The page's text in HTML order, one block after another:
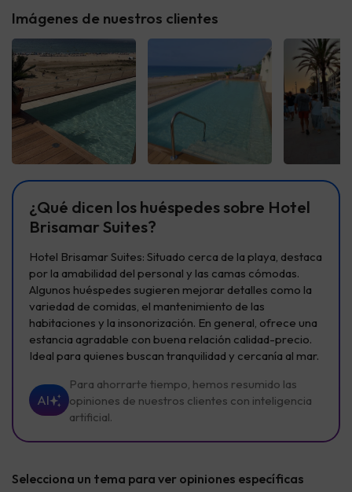
Imágenes de nuestros clientes
¿Qué dicen los huéspedes sobre Hotel
Brisamar Suites?
Hotel Brisamar Suites: Situado cerca de la playa, destaca
por la amabilidad del personal y las camas cómodas.
Algunos huéspedes sugieren mejorar detalles como la
variedad de comidas, el mantenimiento de las
habitaciones y la insonorización. En general, ofrece una
estancia agradable con buena relación calidad-precio.
Ideal para quienes buscan tranquilidad y cercanía al mar.
AI
Para ahorrarte tiempo, hemos resumido las
opiniones de nuestros clientes con inteligencia
artificial.
Selecciona un tema para ver opiniones específicas